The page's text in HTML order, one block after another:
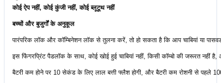
कोई ऐप नहीं, कोई कुंजी नहीं, कोई ब्लूटूथ नहीं
बच्चों और बुजुर्गों के अनुकूल
पारंपरिक लॉक और कॉम्बिनेशन लॉक से तुलना करें, तो हो सकता है कि आप चाबियां या
इस फिंगरप्रिंट पैडलॉक के साथ, कोई खोई हुई चाबियां नहीं, किसी कॉम्बो की जरूरत नहीं
बैटरी कम होने पर 10 सेकंड के लिए लाल बत्ती फ्लैश होगी, और बैटरी कम रोशनी से पहले